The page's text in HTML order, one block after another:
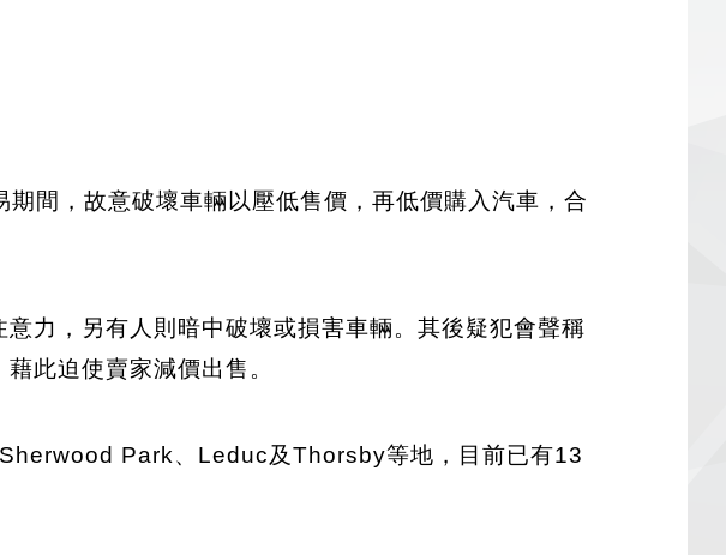
間，故意破壞車輛以壓低售價，再低價購入汽車，合
力，另有人則暗中破壞或損害車輛。其後疑犯會聲稱
此迫使賣家減價出售。
Park、Leduc及Thorsby等地，目前已有13